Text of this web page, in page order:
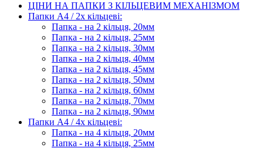
ЦІНИ НА ПАПКИ З КІЛЬЦЕВИМ МЕХАНІЗМОМ
Папки А4 / 2х кільцеві:
Папка - на 2 кільця, 20мм
Папка - на 2 кільця, 25мм
Папка - на 2 кільця, 30мм
Папка - на 2 кільця, 40мм
Папка - на 2 кільця, 45мм
Папка - на 2 кільця, 50мм
Папка - на 2 кільця, 60мм
Папка - на 2 кільця, 70мм
Папка - на 2 кільця, 90мм
Папки А4 / 4х кільцеві:
Папка - на 4 кільця, 20мм
Папка - на 4 кільця, 25мм